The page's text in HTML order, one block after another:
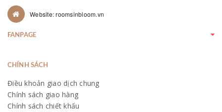
Website: roomsinbloom.vn
FANPAGE
CHÍNH SÁCH
Điều khoản giao dịch chung
Chính sách giao hàng
Chính sách chiết khấu